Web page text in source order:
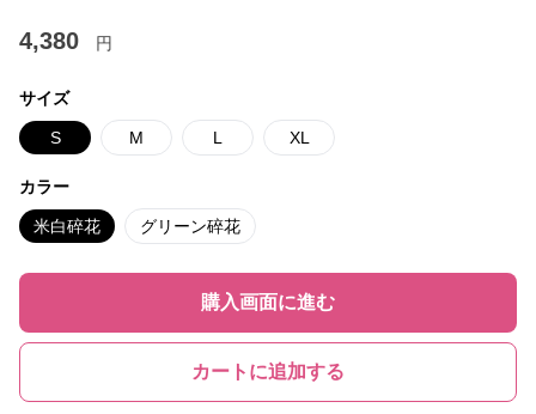
4,380 円
サイズ
S M L XL
カラー
米白碎花 グリーン碎花
購入画面に進む
カートに追加する